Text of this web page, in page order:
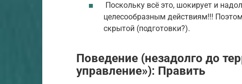
Поскольку всё это, шокирует и
целесообразным действиям!!!
скрытой (подготовки?).
Поведение (незадолго до
управление»): Править